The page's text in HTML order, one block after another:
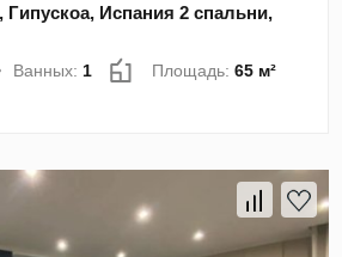
Гипускоа, Испания 2 спальни,
Ванных: 1 Площадь:65 м²